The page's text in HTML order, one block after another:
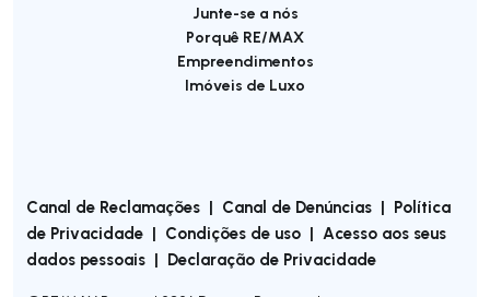
Junte-se a nós
Porquê RE/MAX
Empreendimentos
Imóveis de Luxo
Canal de Reclamações | Canal de Denúncias | Política
de Privacidade | Condições de uso | Acesso aos seus
dados pessoais | Declaração de Privacidade